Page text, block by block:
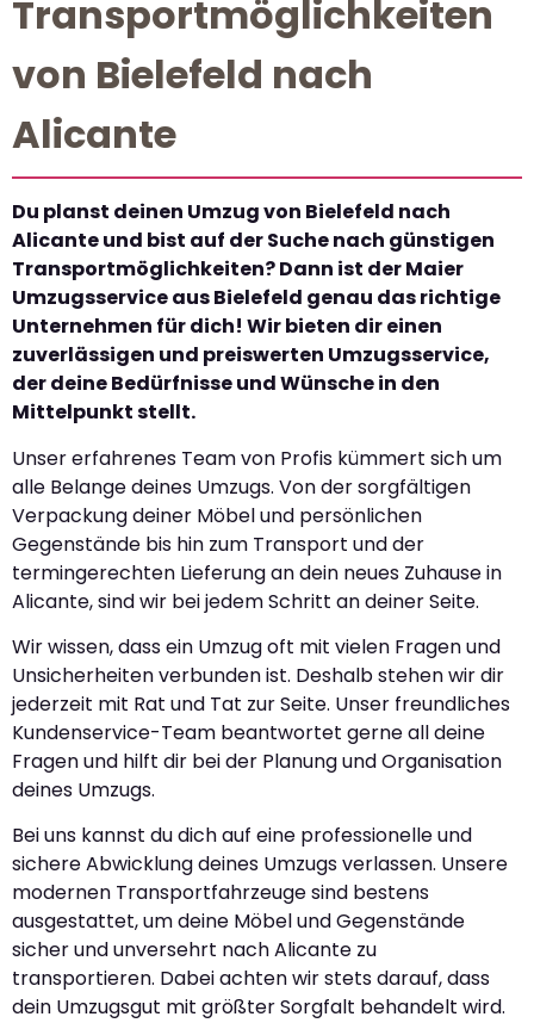
Transportmöglichkeiten
von Bielefeld nach
Alicante
Du planst deinen Umzug von Bielefeld nach
Alicante und bist auf der Suche nach günstigen
Transportmöglichkeiten? Dann ist der Maier
Umzugsservice aus Bielefeld genau das richtige
Unternehmen für dich! Wir bieten dir einen
zuverlässigen und preiswerten Umzugsservice,
der deine Bedürfnisse und Wünsche in den
Mittelpunkt stellt.
Unser erfahrenes Team von Profis kümmert sich um
alle Belange deines Umzugs. Von der sorgfältigen
Verpackung deiner Möbel und persönlichen
Gegenstände bis hin zum Transport und der
termingerechten Lieferung an dein neues Zuhause in
Alicante, sind wir bei jedem Schritt an deiner Seite.
Wir wissen, dass ein Umzug oft mit vielen Fragen und
Unsicherheiten verbunden ist. Deshalb stehen wir dir
jederzeit mit Rat und Tat zur Seite. Unser freundliches
Kundenservice-Team beantwortet gerne all deine
Fragen und hilft dir bei der Planung und Organisation
deines Umzugs.
Bei uns kannst du dich auf eine professionelle und
sichere Abwicklung deines Umzugs verlassen. Unsere
modernen Transportfahrzeuge sind bestens
ausgestattet, um deine Möbel und Gegenstände
sicher und unversehrt nach Alicante zu
transportieren. Dabei achten wir stets darauf, dass
dein Umzugsgut mit größter Sorgfalt behandelt wird.